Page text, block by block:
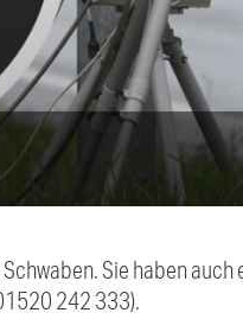
Sie haben
242 333).